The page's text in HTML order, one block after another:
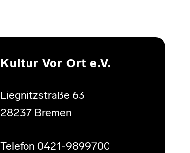
Kultur Vor Ort e.V.
Liegnitzstraße 63
28237 Bremen
Telefon 0421-9899700